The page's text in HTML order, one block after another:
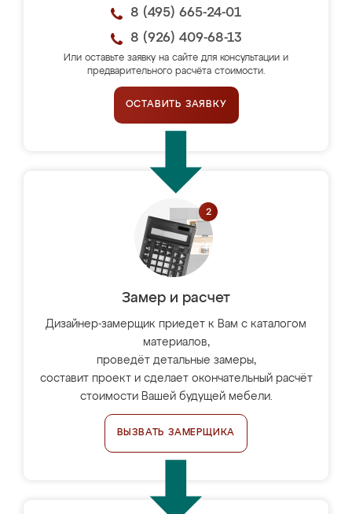
8 (495) 665-24-01
8 (926) 409-68-13
Или оставьте заявку на сайте для консультации и
предварительного расчёта стоимости.
ОСТАВИТЬ ЗАЯВКУ
Замер и расчет
Дизайнер-замерщик приедет к Вам с каталогом
материалов,
проведёт детальные замеры,
составит проект и сделает окончательный расчёт
стоимости Вашей будущей мебели.
ВЫЗВАТЬ ЗАМЕРЩИКА